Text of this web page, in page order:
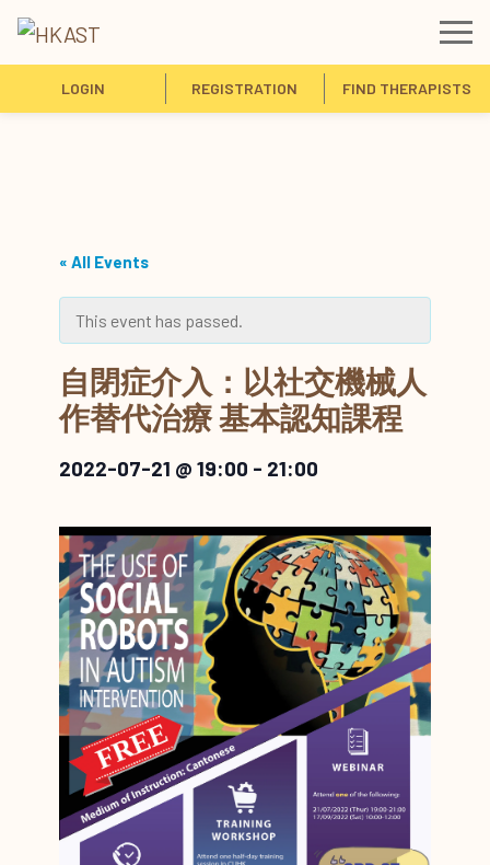
LOGIN REGISTRATION FIND THERAPISTS
« All Events
This event has passed.
自閉症介入：以社交機械人
作替代治療 基本認知課程
2022-07-21 @ 19:00 - 21:00